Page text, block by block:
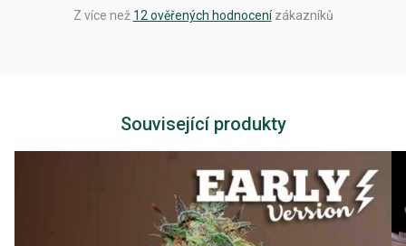
Z více než 12 ověřených hodnocenízákazníků
Související produkty